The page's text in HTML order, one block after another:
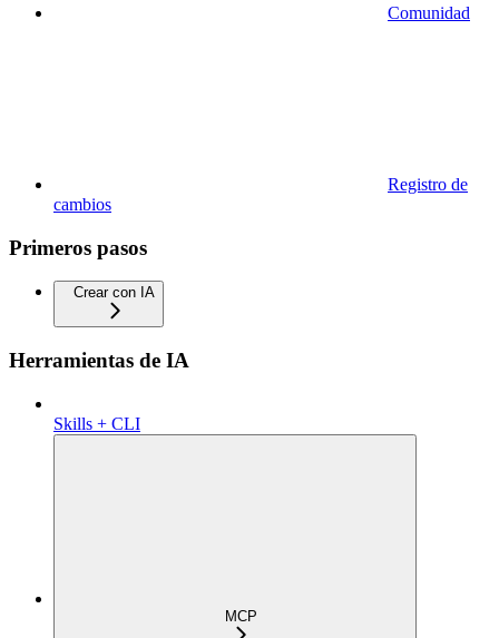
Comunidad
Registro de
cambios
Primeros pasos
Crear con IA
Herramientas de IA
Skills + CLI
MCP